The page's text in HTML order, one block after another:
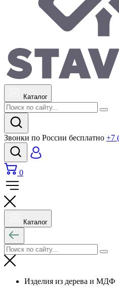
Каталог
Звонки по России бесплатно +7
0
Каталог
Изделия из дерева и МДФ